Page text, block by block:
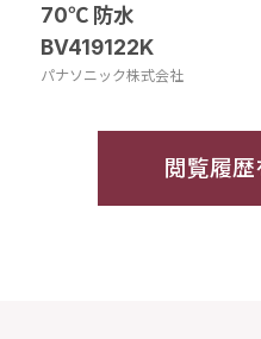
70℃ 防水
BV419122K
パナソニック株式会社
閲覧履